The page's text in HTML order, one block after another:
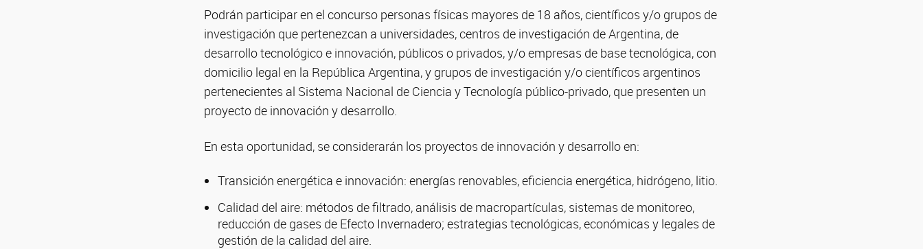
Podrán participar en el concurso personas físicas mayores de 18 años, científicos y/o grupos de
investigación que pertenezcan a universidades, centros de investigación de Argentina, de
desarrollo tecnológico e innovación, públicos o privados, y/o empresas de base tecnológica, con
domicilio legal en la República Argentina, y grupos de investigación y/o científicos argentinos
pertenecientes al Sistema Nacional de Ciencia y Tecnología público-privado, que presenten un
proyecto de innovación y desarrollo.
En esta oportunidad, se considerarán los proyectos de innovación y desarrollo en:
Transición energética e innovación: energías renovables, eficiencia energética, hidrógeno, litio.
Calidad del aire: métodos de filtrado, análisis de macropartículas, sistemas de monitoreo,
reducción de gases de Efecto Invernadero; estrategias tecnológicas, económicas y legales de
gestión de la calidad del aire.